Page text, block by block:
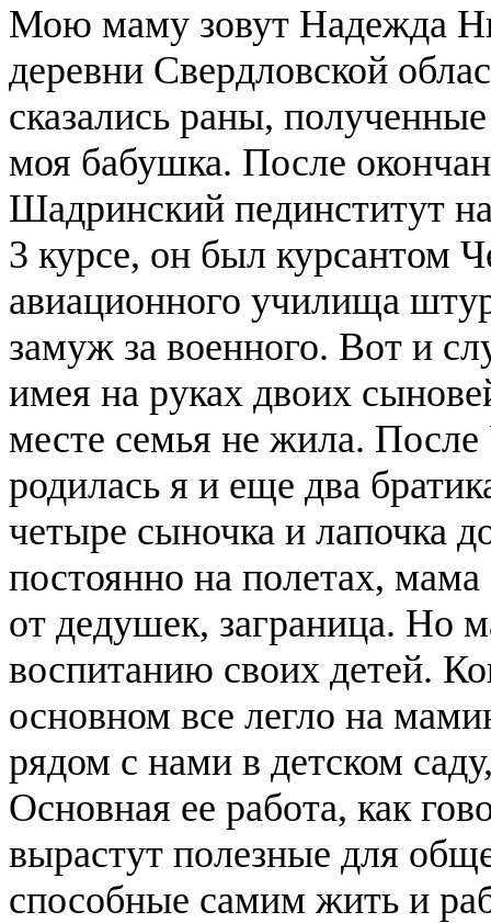
Мою маму зовут Надежда
деревни Свердловской
сказались раны,
моя бабушка. После
Шадринский пединститут
3 курсе, он был курсантом
авиационного училища
замуж за военного. Вот и
имея на руках двоих
месте семья не жила.
родилась я и еще два
четыре сыночка и лапочка
постоянно на полетах,
от дедушек, заграница. Но
воспитанию своих детей.
основном все легло на
рядом с нами в детском
Основная ее работа, как
вырастут полезные для
способные самим жить и